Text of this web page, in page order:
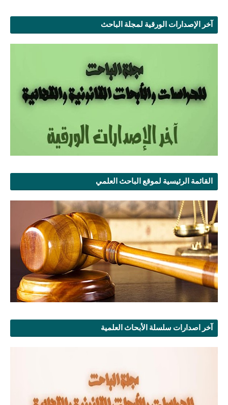
آخر الإصدارات الورقية لمجلة الباحث
القائمة الرئيسية لموقع الباحث العلمي
آخر اصدارات سلسلة الأبحاث العلمية